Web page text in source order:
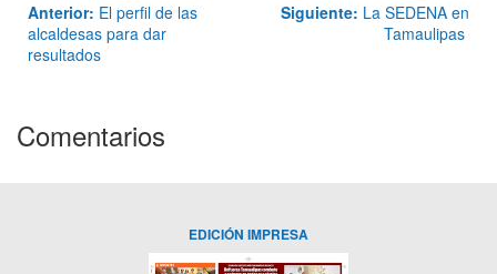
Anterior: El perfil de las
alcaldesas para dar
resultados
Siguiente: La SEDENA en
Tamaulipas
Comentarios
EDICIÓN IMPRESA